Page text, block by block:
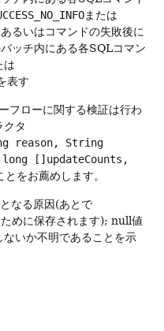
または
あるいはコマンドの失敗後に
ッチ内にある各SQLコマン
は
表す
フローに関する検証は行わ
クタ
reason, String
[]updateCounts,
とをお薦めします。
なる原因(あとで
めに保存されます); null値
いか不明であることを示